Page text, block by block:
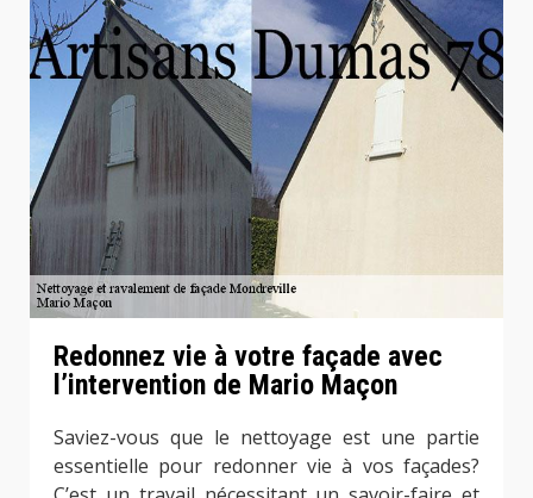
Redonnez vie à votre façade avec
l’intervention de Mario Maçon
Saviez-vous que le nettoyage est une partie
essentielle pour redonner vie à vos façades?